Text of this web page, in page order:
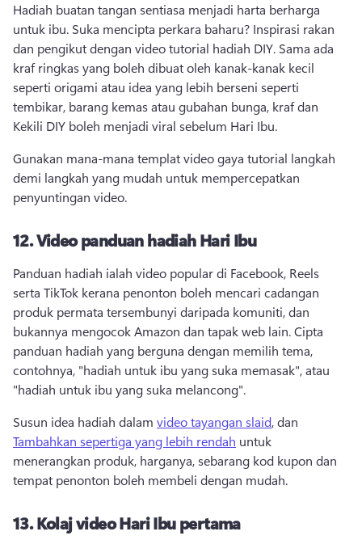
Hadiah buatan tangan sentiasa menjadi harta berharga
untuk ibu. Suka mencipta perkara baharu? Inspirasi rakan
dan pengikut dengan video tutorial hadiah DIY. Sama ada
kraf ringkas yang boleh dibuat oleh kanak-kanak kecil
seperti origami atau idea yang lebih berseni seperti
tembikar, barang kemas atau gubahan bunga, kraf dan
Kekili DIY boleh menjadi viral sebelum Hari Ibu.
Gunakan mana-mana templat video gaya tutorial langkah
demi langkah yang mudah untuk mempercepatkan
penyuntingan video.
12.Video panduan hadiah Hari Ibu
Panduan hadiah ialah video popular di Facebook, Reels
serta TikTok kerana penonton boleh mencari cadangan
produk permata tersembunyi daripada komuniti, dan
bukannya mengocok Amazon dan tapak web lain. Cipta
panduan hadiah yang berguna dengan memilih tema,
contohnya, "hadiah untuk ibu yang suka memasak", atau
"hadiah untuk ibu yang suka melancong".
Susun idea hadiah dalam video tayangan slaid, dan
Tambahkan sepertiga yang lebih rendah untuk
menerangkan produk, harganya, sebarang kod kupon dan
tempat penonton boleh membeli dengan mudah.
13.Kolaj video Hari Ibu pertama